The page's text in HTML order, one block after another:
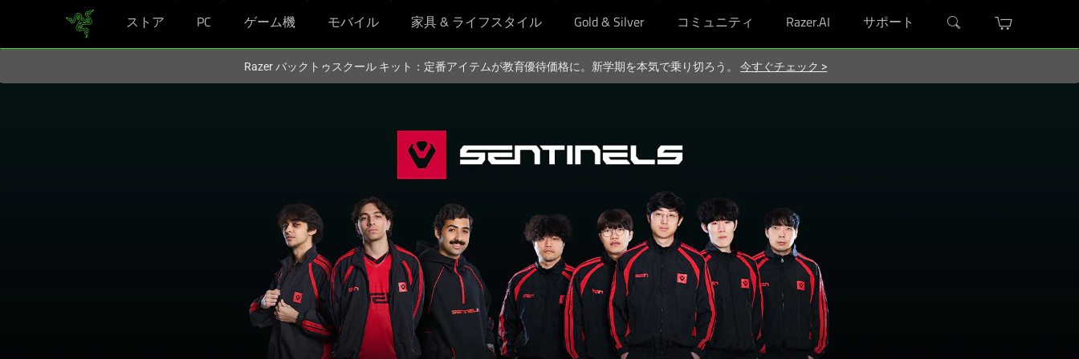
ストア PC ゲーム機 モバイル 家具 & ライフスタイル Gold & Silver コミュニティ Razer.AI サポート
Razer バックトゥスクール キット：定番アイテムが教育優待価格に。新学期を本気で乗り切ろう。今すぐチェック >